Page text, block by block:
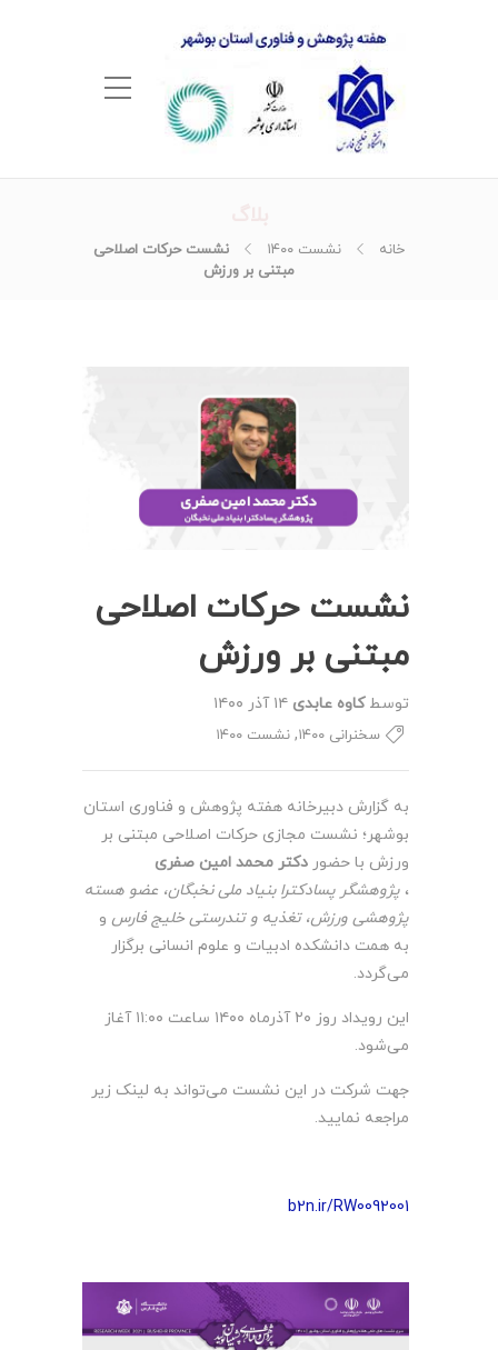
خانه نشست ۱۴۰۰
نشست حرکات اصلاحی
مبتنی بر ورزش
نشست حرکات اصلاحی
مبتنی بر ورزش
توسطکاوه عابدی ۱۴ آذر ۱۴۰۰
سخنرانی ۱۴۰۰ , نشست ۱۴۰۰
به گزارش دبیرخانه هفته پژوهش و فناوری استان
بوشهر؛ نشست مجازی حرکات اصلاحی مبتنی بر
ورزش با حضور دکتر محمد امین صفری
، پژوهشگر پسادکترا بنیاد ملی نخبگان، عضو هسته
پژوهشی ورزش، تغذیه و تندرستی خلیج فارس و
به همت دانشکده ادبیات و علوم انسانی برگزار
می‌گردد.
این رویداد روز ۲۰ آذرماه ۱۴۰۰ ساعت ۱۱:۰۰ آغاز
می‌شود.
جهت شرکت در این نشست می‌تواند به لینک زیر
مراجعه نمایید.
b2n.ir/RW0092001